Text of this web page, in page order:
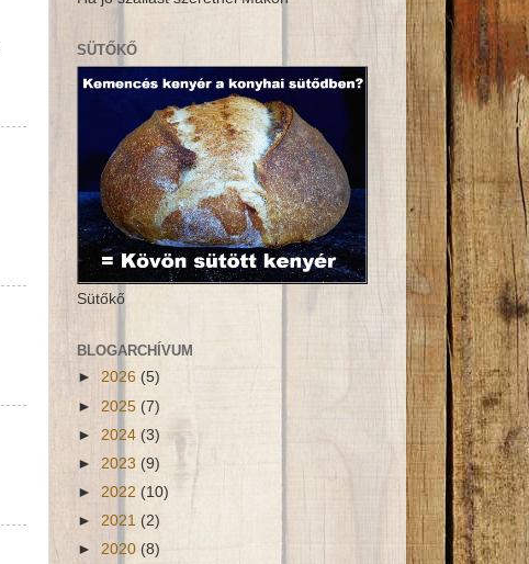
SÜTŐKŐ
Sütőkő
BLOGARCHÍVUM
► 2026 (5)
► 2025 (7)
► 2024 (3)
► 2023 (9)
► 2022 (10)
► 2021 (2)
► 2020 (8)